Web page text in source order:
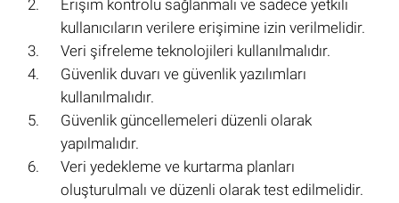
Erişim kontrolü sağlanmalı ve sadece yetkili
kullanıcıların verilere erişimine izin verilmelidir.
Veri şifreleme teknolojileri kullanılmalıdır.
Güvenlik duvarı ve güvenlik yazılımları
kullanılmalıdır.
Güvenlik güncellemeleri düzenli olarak
yapılmalıdır.
Veri yedekleme ve kurtarma planları
oluşturulmalı ve düzenli olarak test edilmelidir.